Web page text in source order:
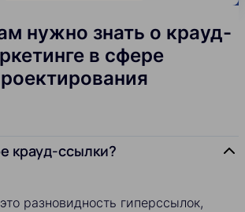
нужно знать о крауд-
в сфере
крауд-ссылки?
разновидность гиперссылок,